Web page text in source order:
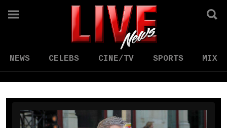
NEWS CELEBS CINE/TV SPORTS MIX